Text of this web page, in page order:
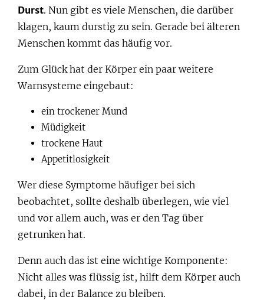
Durst. Nun gibt es viele Menschen, die darüber
klagen, kaum durstig zu sein. Gerade bei älteren
Menschen kommt das häufig vor.
Zum Glück hat der Körper ein paar weitere
Warnsysteme eingebaut:
ein trockener Mund
Müdigkeit
trockene Haut
Appetitlosigkeit
Wer diese Symptome häufiger bei sich
beobachtet, sollte deshalb überlegen, wie viel
und vor allem auch, was er den Tag über
getrunken hat.
Denn auch das ist eine wichtige Komponente:
Nicht alles was flüssig ist, hilft dem Körper auch
dabei, in der Balance zu bleiben.